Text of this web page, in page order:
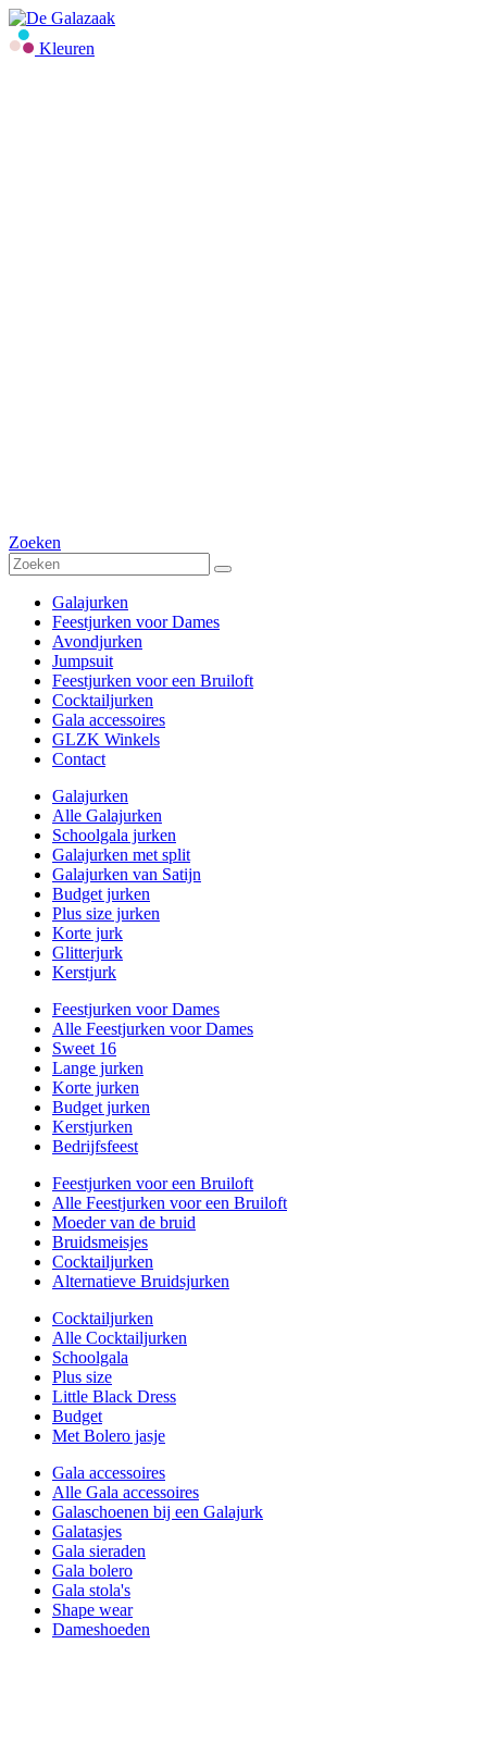
Kleuren
Zoeken
Galajurken
Feestjurken voor Dames
Avondjurken
Jumpsuit
Feestjurken voor een Bruiloft
Cocktailjurken
Gala accessoires
GLZK Winkels
Contact
Galajurken
Alle Galajurken
Schoolgala jurken
Galajurken met split
Galajurken van Satijn
Budget jurken
Plus size jurken
Korte jurk
Glitterjurk
Kerstjurk
Feestjurken voor Dames
Alle Feestjurken voor Dames
Sweet 16
Lange jurken
Korte jurken
Budget jurken
Kerstjurken
Bedrijfsfeest
Feestjurken voor een Bruiloft
Alle Feestjurken voor een Bruiloft
Moeder van de bruid
Bruidsmeisjes
Cocktailjurken
Alternatieve Bruidsjurken
Cocktailjurken
Alle Cocktailjurken
Schoolgala
Plus size
Little Black Dress
Budget
Met Bolero jasje
Gala accessoires
Alle Gala accessoires
Galaschoenen bij een Galajurk
Galatasjes
Gala sieraden
Gala bolero
Gala stola's
Shape wear
Dameshoeden